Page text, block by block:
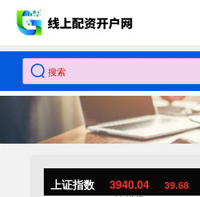
上证指数 3940.04 39.68